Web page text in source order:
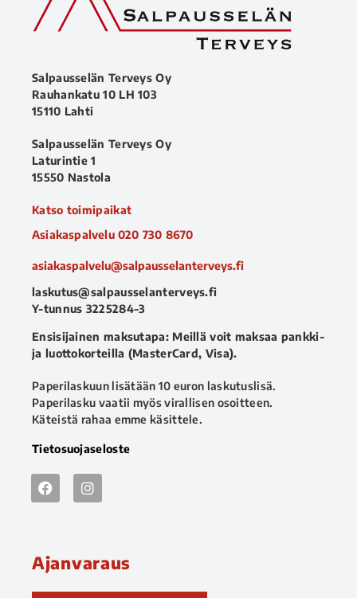
Salpausselän Terveys Oy
Rauhankatu 10 LH 103
15110 Lahti
Salpausselän Terveys Oy
Laturintie 1
15550 Nastola
Katso toimipaikat
Asiakaspalvelu 020 730 8670
asiakaspalvelu@salpausselanterveys.fi
laskutus@salpausselanterveys.fi
Y-tunnus 3225284-3
Ensisijainen maksutapa: Meillä voit maksaa pankki-
ja luottokorteilla (MasterCard, Visa).
Paperilaskuun lisätään 10 euron laskutuslisä.
Paperilasku vaatii myös virallisen osoitteen.
Käteistä rahaa emme käsittele.
Tietosuojaseloste
Ajanvaraus